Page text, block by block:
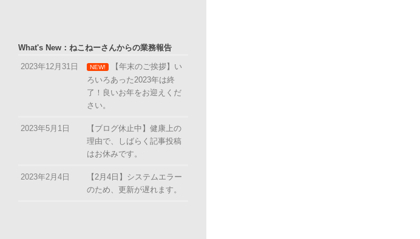
What's New：ねこねーさんからの業務報告
2023年12月31日 NEW! 【年末のご挨拶】い
ろいろあった2023年は終
了！良いお年をお迎えくだ
さい。
2023年5月1日
【ブログ休止中】健康上の
理由で、しばらく記事投稿
はお休みです。
2023年2月4日
【2月4日】システムエラー
のため、更新が遅れます。